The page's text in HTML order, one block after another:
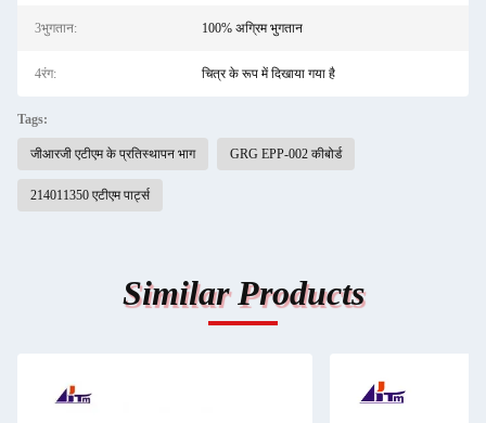
3भुगतान: 100% अग्रिम भुगतान
4रंग: चित्र के रूप में दिखाया गया है
Tags:
जीआरजी एटीएम के प्रतिस्थापन भाग GRG EPP-002 कीबोर्ड
214011350 एटीएम पार्ट्स
Similar Products